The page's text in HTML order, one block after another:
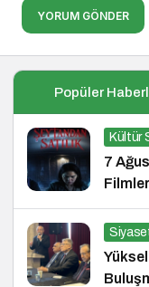
YORUM GÖNDER
Popüler
Kültür
7
Filmler